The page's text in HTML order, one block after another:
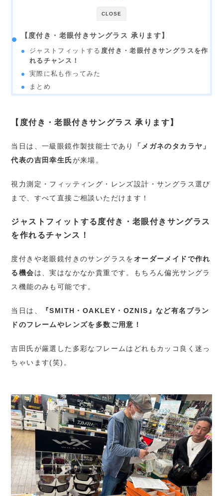
CLOSE
【度付き・老眼付きサングラス 承ります】
ジャストフィットする 度付き・老眼付きサングラスを作
れるチャンス！
実際に私も作ってみた
まとめ
【度付き・老眼付きサングラス 承ります】
当日は、一級眼鏡作製技能士であり
「メガネのタカラヤ」
代表の吉田幸生氏が来場。
視力測定・フィッティング・レンズ設計・サングラス選び
まで、すべて直接ご相談いただけます！
ジャストフィットする 度付き・老眼付きサングラス
を作れるチャンス！
度付きや老眼鏡付きのサングラスをオーダーメイドで作れ
る機会は、実はなかなか貴重です。もちろん偏光サングラ
ス機能のみも可能です。
当日は、
『SMITH・OAKLEY・OZNIS』など有名ブラン
ドのフレームやレンズを多数ご用意！
吉田氏が厳選した多彩なフレームはどれもカッコ良く迷っ
ちゃいます(笑)。